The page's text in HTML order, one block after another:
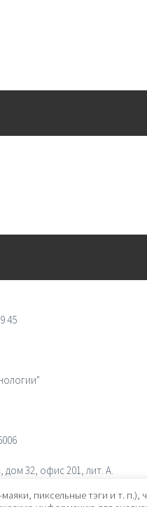
45
дом 32, офис 201, лит. А.
пиксельные тэги и т. п.),